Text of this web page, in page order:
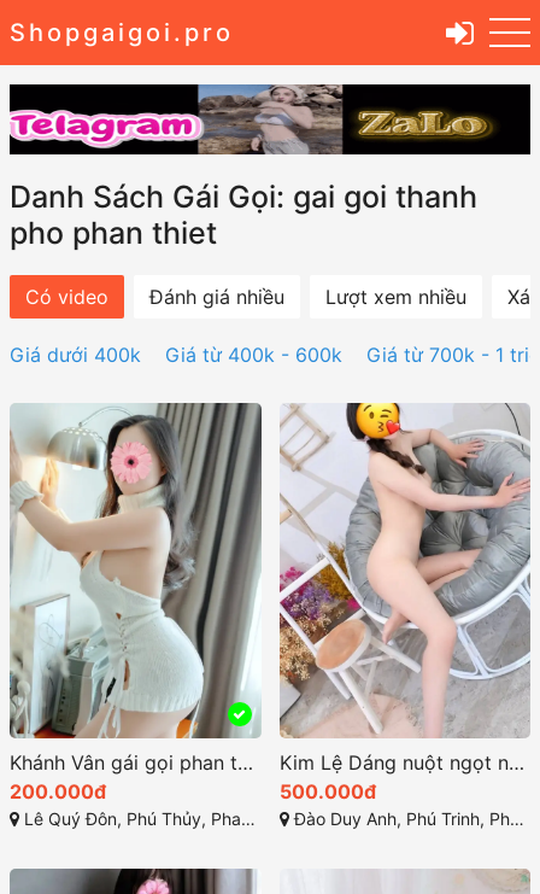
Shopgaigoi.pro
Danh Sách Gái Gọi: gai goi thanh
pho phan thiet
Có video Đánh giá nhiều Lượt xem nhiều
Giá dưới 400k Giá từ 400k - 600k Giá từ 700k - 1
Khánh Vân gái gọi phan thiết ghi điểm bởi khả năng làm tình điêu luyện
200.000đ
Lê Quý Đôn, Phú Thủy, Phan Thiết, Bình Thuận
Kim Lệ Dáng nuột ngọt ngào dịch vụ mê ly
500.000đ
Đào Duy Anh, Phú Trinh, Phan Thiết, Bình Thuận